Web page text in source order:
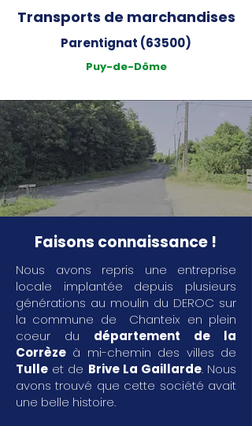
Transports de marchandises
Parentignat (63500)
Puy-de-Dôme
Faisons connaissance !
Nous avons repris une entreprise
locale implantée depuis plusieurs
générations au moulin du DEROC sur
la commune de Chanteix en plein
coeur du département de la
Corrèze à mi-chemin des villes de
Tulle et de Brive La Gaillarde. Nous
avons trouvé que cette société avait
une belle histoire.